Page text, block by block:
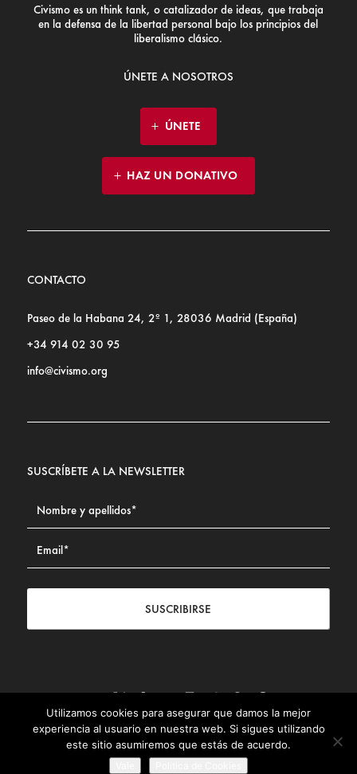
Civismo es un think tank, o catalizador de ideas, que trabaja
en la defensa de la libertad personal bajo los principios del
liberalismo clásico.
ÚNETE A NOSOTROS
ÚNETE
HAZ UN DONATIVO
CONTACTO
Paseo de la Habana 24, 2º 1, 28036 Madrid (España)
+34 914 02 30 95
info@civismo.org
SUSCRÍBETE A LA NEWSLETTER
SUSCRIBIRSE
Contacto|Aviso legal| Política de privacidad| Política de
Cookies
© Fundación Civismo 2025
Utilizamos cookies para asegurar que damos la mejor
experiencia al usuario en nuestra web. Si sigues utilizando
este sitio asumiremos que estás de acuerdo.